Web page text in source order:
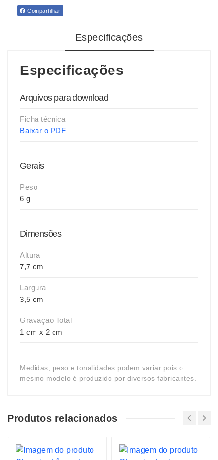
Compartilhar
Especificações
Especificações
Arquivos para download
Ficha técnica
Baixar o PDF
Gerais
Peso
6 g
Dimensões
Altura
7,7 cm
Largura
3,5 cm
Gravação Total
1 cm x 2 cm
Medidas, peso e tonalidades podem variar pois o
mesmo modelo é produzido por diversos fabricantes.
Produtos relacionados